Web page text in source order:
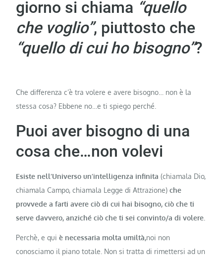
giorno si chiama “quello
che voglio”, piuttosto che
“quello di cui ho bisogno”?
Che differenza c’è tra volere e avere bisogno… non è la
stessa cosa? Ebbene no…e ti spiego perché.
Puoi aver bisogno di una
cosa che…non volevi
Esiste nell’Universo un’intelligenza infinita(chiamala Dio,
chiamala Campo, chiamala Legge di Attrazione) che
provvede a farti avere ciò di cui hai bisogno, ciò che ti
serve davvero, anziché ciò che ti sei convinto/a di volere.
Perchè, e quiè necessaria molta umiltà,noi non
conosciamo il piano totale. Non si tratta di rimettersi ad un